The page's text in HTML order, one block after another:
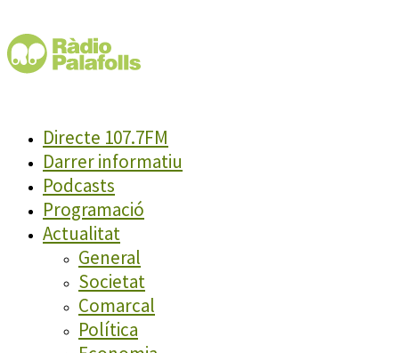
Directe 107.7FM
Darrer informatiu
Podcasts
Programació
Actualitat
General
Societat
Comarcal
Política